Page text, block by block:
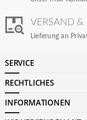
VERSAND &
Lieferung an
SERVICE
RECHTLICHES
INFORMATIONEN